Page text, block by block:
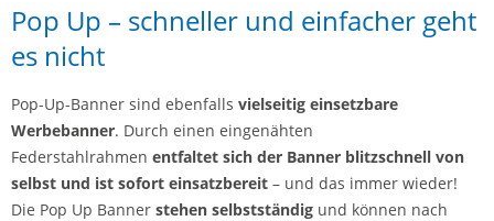
Pop Up – schneller und einfacher geht
es nicht
Pop-Up-Banner sind ebenfalls vielseitig einsetzbare
Werbebanner. Durch einen eingenähten
Federstahlrahmen entfaltet sich der Banner blitzschnell von
selbst und ist sofort einsatzbereit – und das immer wieder!
Die Pop Up Banner stehen selbstständig und können nach